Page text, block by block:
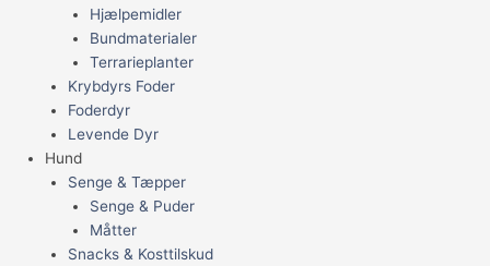
Hjælpemidler
Bundmaterialer
Terrarieplanter
Krybdyrs Foder
Foderdyr
Levende Dyr
Hund
Senge & Tæpper
Senge & Puder
Måtter
Snacks & Kosttilskud